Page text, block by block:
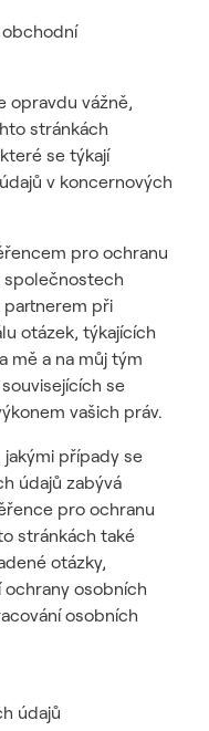
obchodní
opravdu vážně,
stránkách
se týkají
v koncernových
pro ochranu
společnostech
partnerem při
otázek, týkajících
mě a na můj tým
se
vašich práv.
případy se
údajů zabývá
pro ochranu
stránkách také
otázky,
osobních
osobních
údajů